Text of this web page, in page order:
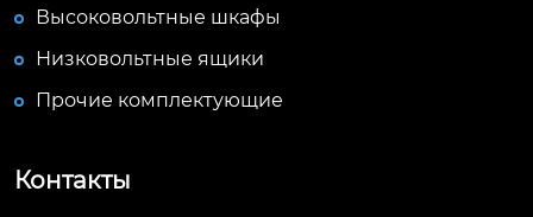
Высоковольтные шкафы
Низковольтные ящики
Прочие комплектующие
Контакты